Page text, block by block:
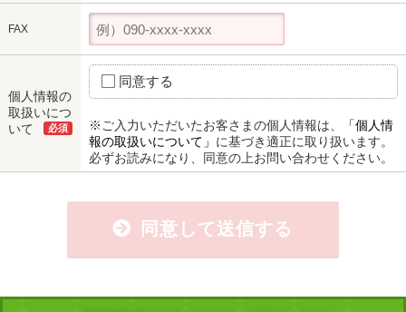
FAX
個人情報の
取扱いにつ
いて
必須
同意する
※ご入力いただいたお客さまの個人情報は、
「個人情
報の取扱いについて」 に基づき適正に取り扱います。
必ずお読みになり、同意の上お問い合わせください。
同意して送信する